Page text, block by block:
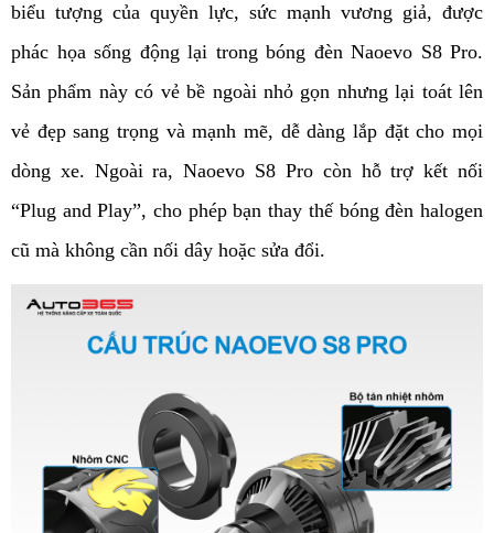
biểu tượng của quyền lực, sức mạnh vương giả, được
phác họa sống động lại trong bóng đèn Naoevo S8 Pro.
Sản phẩm này có vẻ bề ngoài nhỏ gọn nhưng lại toát lên
vẻ đẹp sang trọng và mạnh mẽ, dễ dàng lắp đặt cho mọi
dòng xe. Ngoài ra, Naoevo S8 Pro còn hỗ trợ kết nối
“Plug and Play”, cho phép bạn thay thế bóng đèn halogen
cũ mà không cần nối dây hoặc sửa đổi.